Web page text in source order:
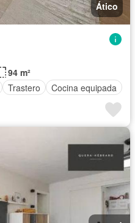
Ático
94 m²
Trastero Cocina equipada